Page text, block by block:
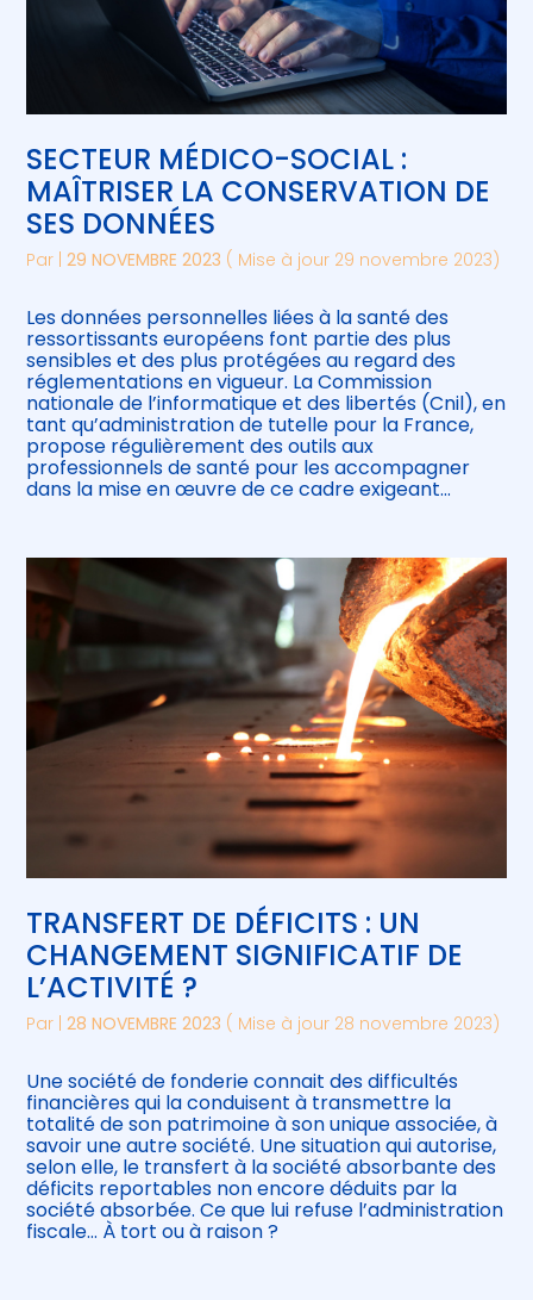
SECTEUR MÉDICO-SOCIAL :
MAÎTRISER LA CONSERVATION DE
SES DONNÉES
Par |29 NOVEMBRE 2023 ( Mise à jour 29 novembre 2023)
Les données personnelles liées à la santé des
ressortissants européens font partie des plus
sensibles et des plus protégées au regard des
réglementations en vigueur. La Commission
nationale de l’informatique et des libertés (Cnil), en
tant qu’administration de tutelle pour la France,
propose régulièrement des outils aux
professionnels de santé pour les accompagner
dans la mise en œuvre de ce cadre exigeant…
TRANSFERT DE DÉFICITS : UN
CHANGEMENT SIGNIFICATIF DE
L’ACTIVITÉ ?
Par |28 NOVEMBRE 2023 ( Mise à jour 28 novembre 2023)
Une société de fonderie connait des difficultés
financières qui la conduisent à transmettre la
totalité de son patrimoine à son unique associée, à
savoir une autre société. Une situation qui autorise,
selon elle, le transfert à la société absorbante des
déficits reportables non encore déduits par la
société absorbée. Ce que lui refuse l’administration
fiscale… À tort ou à raison ?